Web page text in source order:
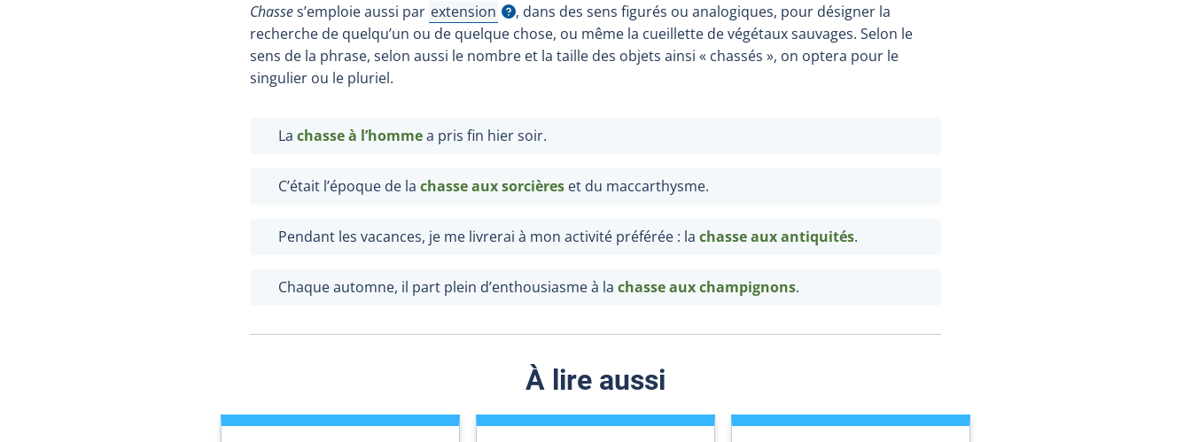
Chasses’emploie aussi par extension
Afficher l'infobulle, dans des sens figurés ou analogiques, pour désigner la
recherche de quelqu’un ou de quelque chose, ou même la cueillette de végétaux sauvages. Selon le
sens de la phrase, selon aussi le nombre et la taille des objets ainsi « chassés », on optera pour le
singulier ou le pluriel.
La chasse à l’hommea pris fin hier soir.
C’était l’époque de la chasse aux sorcières et du maccarthysme.
Pendant les vacances, je me livrerai à mon activité préférée : la chasse aux antiquités.
Chaque automne, il part plein d’enthousiasme à la chasse aux champignons.
À lire aussi